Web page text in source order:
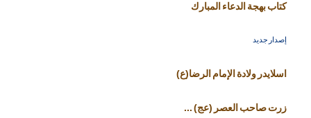
كتاب بهجة الدعاء المبارك
إصدار جديد
اسلايدر ولادة الإمام الرضا(ع)
زرت صاحب العصر (عج) ...